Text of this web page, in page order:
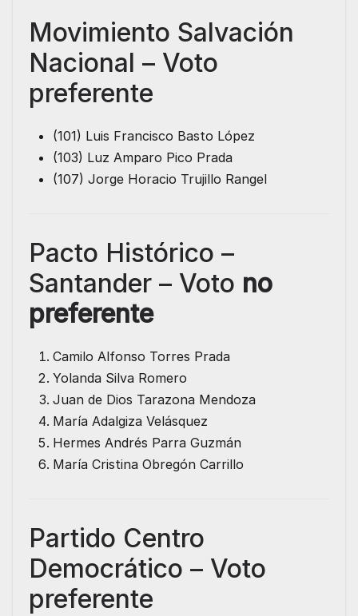
Movimiento Salvación
Nacional – Voto
preferente
(101) Luis Francisco Basto López
(103) Luz Amparo Pico Prada
(107) Jorge Horacio Trujillo Rangel
Pacto Histórico –
Santander – Voto no
preferente
Camilo Alfonso Torres Prada
Yolanda Silva Romero
Juan de Dios Tarazona Mendoza
María Adalgiza Velásquez
Hermes Andrés Parra Guzmán
María Cristina Obregón Carrillo
Partido Centro
Democrático – Voto
preferente